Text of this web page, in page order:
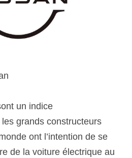
un indice
grands constructeurs
ont l’intention de se
de la voiture électrique au